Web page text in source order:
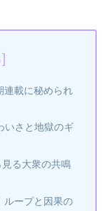
連載に秘められ
いさと地獄のギ
見る大衆の共鳴
ループと因果の